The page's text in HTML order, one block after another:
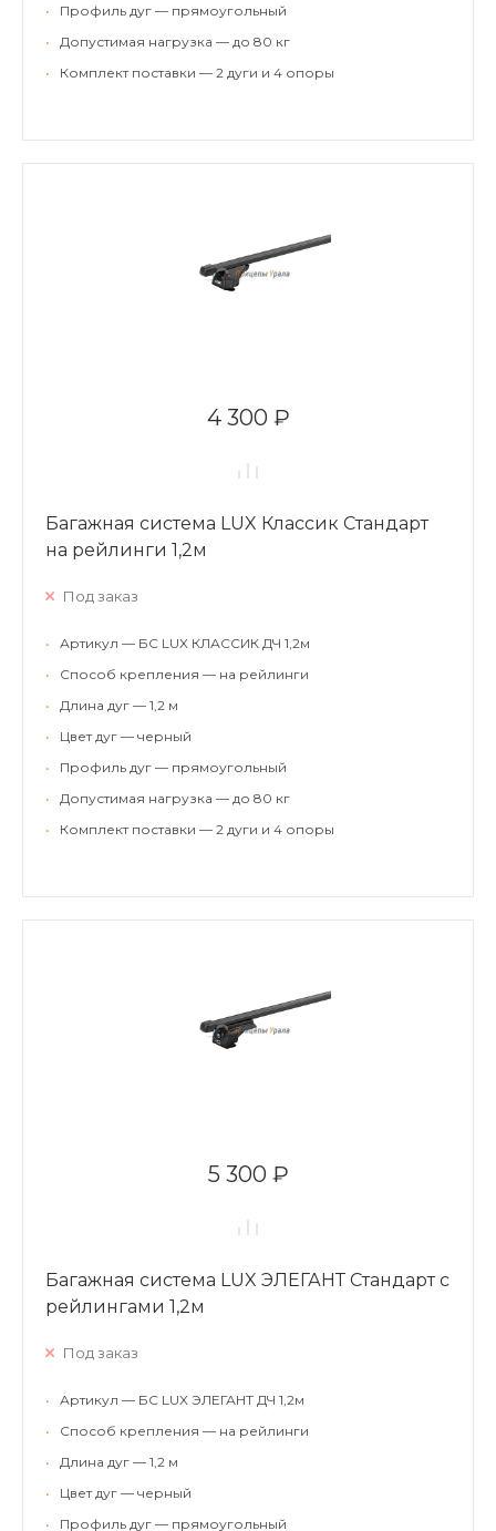
•
Профиль дуг — прямоугольный
•
Допустимая нагрузка — до 80 кг
•
Комплект поставки — 2 дуги и 4 опоры
4 300 ₽
Багажная система LUX Классик Стандарт
на рейлинги 1,2м
Под заказ
•
Артикул — БС LUX КЛАССИК ДЧ 1,2м
•
Способ крепления — на рейлинги
•
Длина дуг — 1,2 м
•
Цвет дуг — черный
•
Профиль дуг — прямоугольный
•
Допустимая нагрузка — до 80 кг
•
Комплект поставки — 2 дуги и 4 опоры
5 300 ₽
Багажная система LUX ЭЛЕГАНТ Стандарт с
рейлингами 1,2м
Под заказ
•
Артикул — БС LUX ЭЛЕГАНТ ДЧ 1,2м
•
Способ крепления — на рейлинги
•
Длина дуг — 1,2 м
•
Цвет дуг — черный
•
Профиль дуг — прямоугольный